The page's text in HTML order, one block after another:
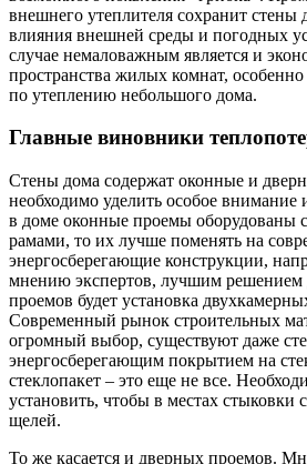
внешнего утеплителя сохранит стены
влияния внешней среды и погодных
случае немаловажным является и
пространства жилых комнат,
по утеплению небольшого дома.
Главные виновники
Стены дома содержат оконные и
необходимо уделить особое внимание
в доме оконные проемы оборудованы
рамами, то их лучше поменять на
энергосберегающие конструкции,
мнению экспертов, лучшим решением
проемов будет установка
Современный рынок строительных
огромный выбор, существуют даже
энергосберегающим покрытием на
стеклопакет – это еще не все.
установить, чтобы в местах стыковки
щелей.
То же касается и дверных проемов.